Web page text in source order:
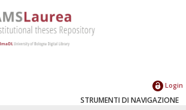
Login
STRUMENTI DI NAVIGAZIONE